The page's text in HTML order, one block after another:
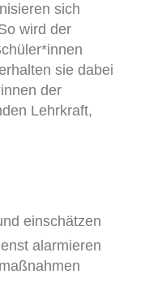
sich
wird der
sie dabei
der
Lehrkraft,
einschätzen
alarmieren